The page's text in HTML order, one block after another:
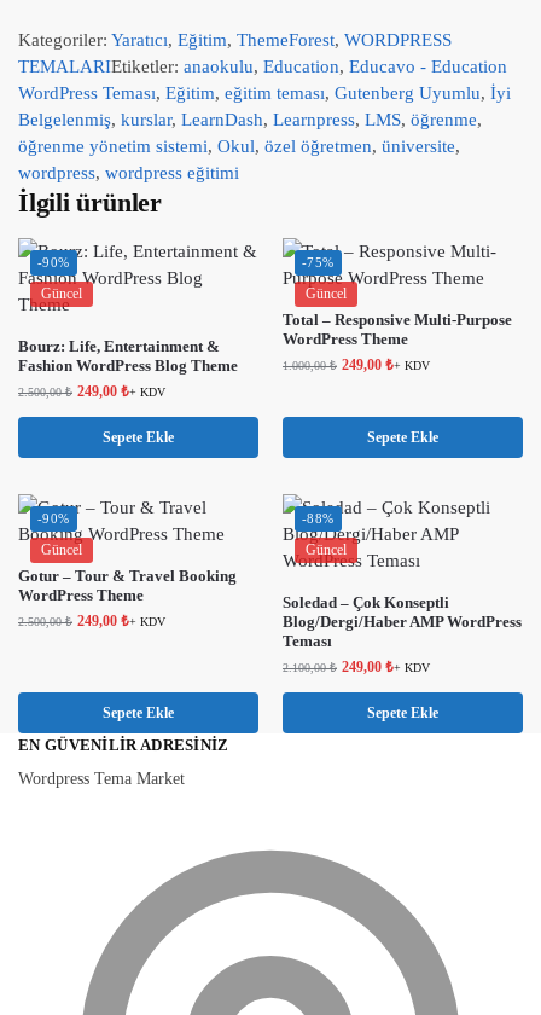
Kategoriler: Yaratıcı, Eğitim, ThemeForest, WORDPRESS
TEMALARIEtiketler: anaokulu, Education, Educavo - Education
WordPress Teması, Eğitim, eğitim teması, Gutenberg Uyumlu, İyi
Belgelenmiş, kurslar, LearnDash, Learnpress, LMS, öğrenme,
öğrenme yönetim sistemi, Okul, özel öğretmen, üniversite,
wordpress, wordpress eğitimi
İlgili ürünler
-90%
Güncel
Bourz: Life, Entertainment &
Fashion WordPress Blog Theme
2.500,00₺ 249,00 ₺+ KDV
Sepete Ekle
-75%
Güncel
Total – Responsive Multi-Purpose
WordPress Theme
1.000,00₺ 249,00 ₺+ KDV
Sepete Ekle
-90%
Güncel
Gotur – Tour & Travel Booking
WordPress Theme
2.500,00₺ 249,00 ₺+ KDV
Sepete Ekle
-88%
Güncel
Soledad – Çok Konseptli
Blog/Dergi/Haber AMP WordPress
Teması
2.100,00₺ 249,00 ₺+ KDV
Sepete Ekle
EN GÜVENILIR ADRESINIZ
Wordpress Tema Market